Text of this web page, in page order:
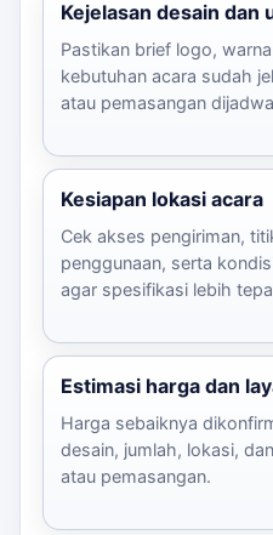
Kejelasan desain dan
Pastikan brief logo,
kebutuhan acara sudah
atau pemasangan
Kesiapan lokasi acara
Cek akses pengiriman,
penggunaan, serta
agar spesifikasi lebih
Estimasi harga dan
Harga sebaiknya
desain, jumlah, lokasi,
atau pemasangan.